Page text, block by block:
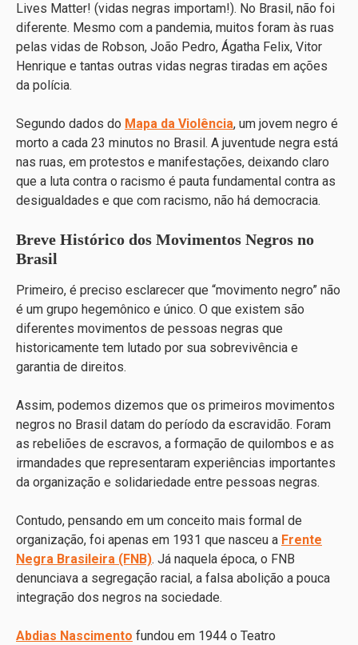
Lives Matter! (vidas negras importam!). No Brasil, não foi
diferente. Mesmo com a pandemia, muitos foram às ruas
pelas vidas de Robson, João Pedro, Ágatha Felix, Vitor
Henrique e tantas outras vidas negras tiradas em ações
da polícia.
Segundo dados do Mapa da Violência, um jovem negro é
morto a cada 23 minutos no Brasil. A juventude negra está
nas ruas, em protestos e manifestações, deixando claro
que a luta contra o racismo é pauta fundamental contra as
desigualdades e que com racismo, não há democracia.
Breve Histórico dos Movimentos Negros no
Brasil
Primeiro, é preciso esclarecer que “movimento negro” não
é um grupo hegemônico e único. O que existem são
diferentes movimentos de pessoas negras que
historicamente tem lutado por sua sobrevivência e
garantia de direitos.
Assim, podemos dizemos que os primeiros movimentos
negros no Brasil datam do período da escravidão. Foram
as rebeliões de escravos, a formação de quilombos e as
irmandades que representaram experiências importantes
da organização e solidariedade entre pessoas negras.
Contudo, pensando em um conceito mais formal de
organização, foi apenas em 1931 que nasceu a Frente
Negra Brasileira (FNB). Já naquela época, o FNB
denunciava a segregação racial, a falsa abolição a pouca
integração dos negros na sociedade.
Abdias Nascimento fundou em 1944 o Teatro